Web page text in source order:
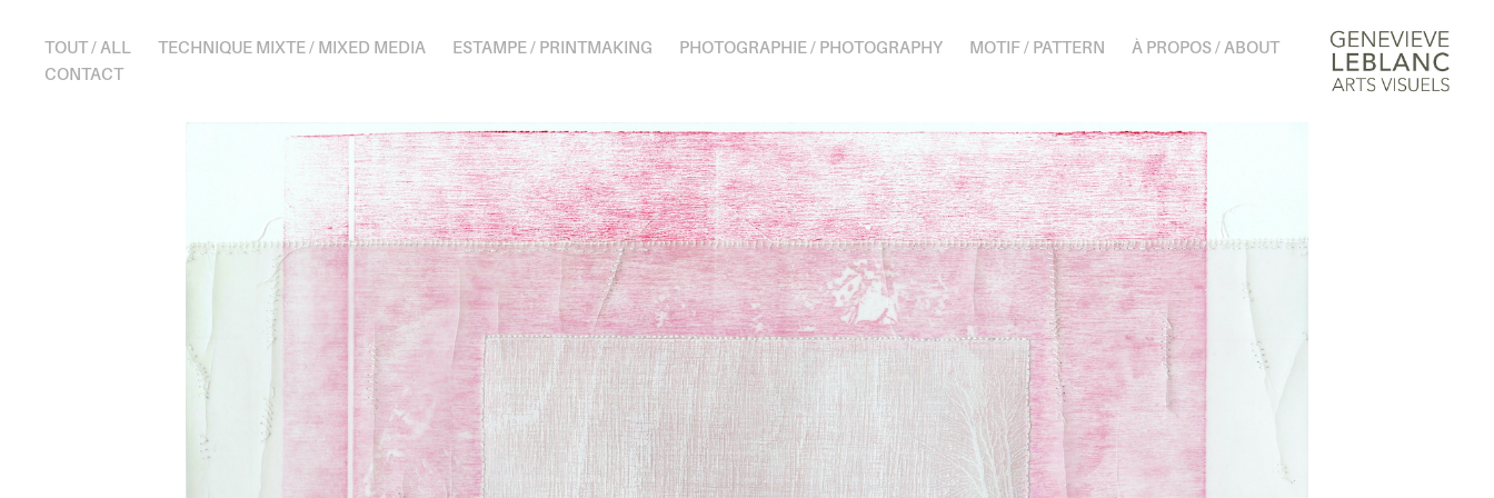
TOUT / ALL TECHNIQUE MIXTE / MIXED MEDIA ESTAMPE / PRINTMAKING PHOTOGRAPHIE / PHOTOGRAPHY MOTIF / PATTERN
À PROPOS / ABOUT
CONTACT